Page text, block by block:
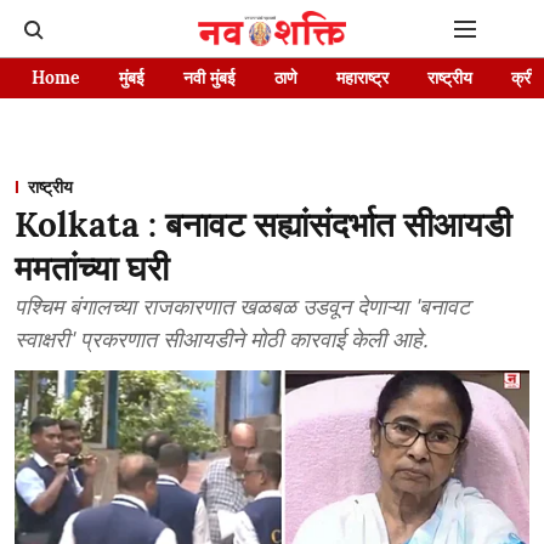
Home मुंबई नवी मुंबई ठाणे महाराष्ट्र राष्ट्रीय
राष्ट्रीय
Kolkata : बनावट सह्यांसंदर्भात सीआयडी
ममतांच्या घरी
पश्चिम बंगालच्या राजकारणात खळबळ उडवून देणाऱ्या 'बनावट
स्वाक्षरी' प्रकरणात सीआयडीने मोठी कारवाई केली आहे.